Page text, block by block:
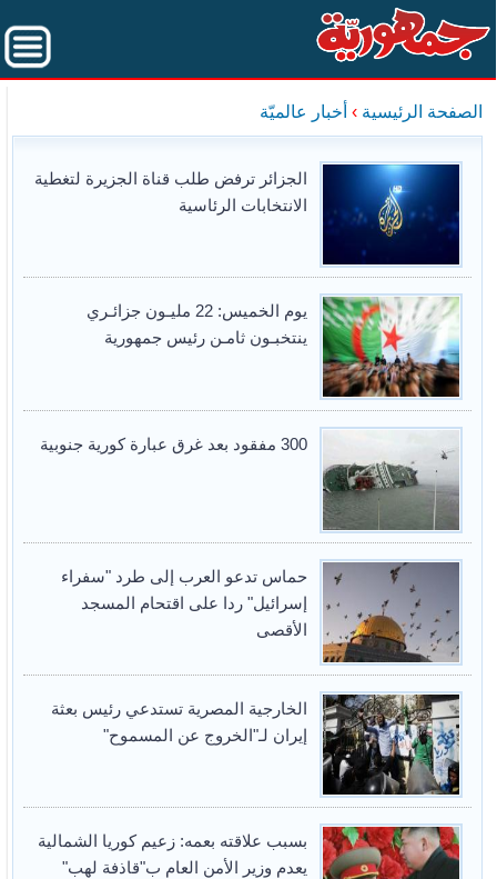
الصفحة الرئيسية › أخبار عالميّة
الجزائر ترفض طلب قناة الجزيرة لتغطية
الانتخابات الرئاسية
يوم الخميس: 22 مليـون جزائـري
ينتخبـون ثامـن رئيس جمهورية
300 مفقود بعد غرق عبارة كورية جنوبية
حماس تدعو العرب إلى طرد "سفراء
إسرائيل" ردا على اقتحام المسجد
الأقصى
الخارجية المصرية تستدعي رئيس بعثة
إيران لـ"الخروج عن المسموح"
بسبب علاقته بعمه: زعيم كوريا الشمالية
يعدم وزير الأمن العام ب"قاذفة لهب"